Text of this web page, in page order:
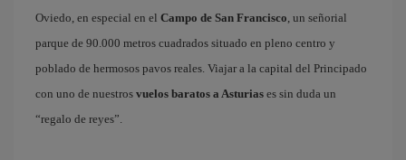
Oviedo, en especial en el Campo de San Francisco, un señorial
parque de 90.000 metros cuadrados situado en pleno centro y
poblado de hermosos pavos reales. Viajar a la capital del Principado
con uno de nuestros vuelos baratos a Asturias es sin duda un
“regalo de reyes”.